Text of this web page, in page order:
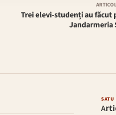
Trei elevi-studenți au făcut
Jandarmeria
SATU